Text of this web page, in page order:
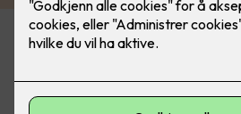
Det nye sortimentet er tilgjengelig i